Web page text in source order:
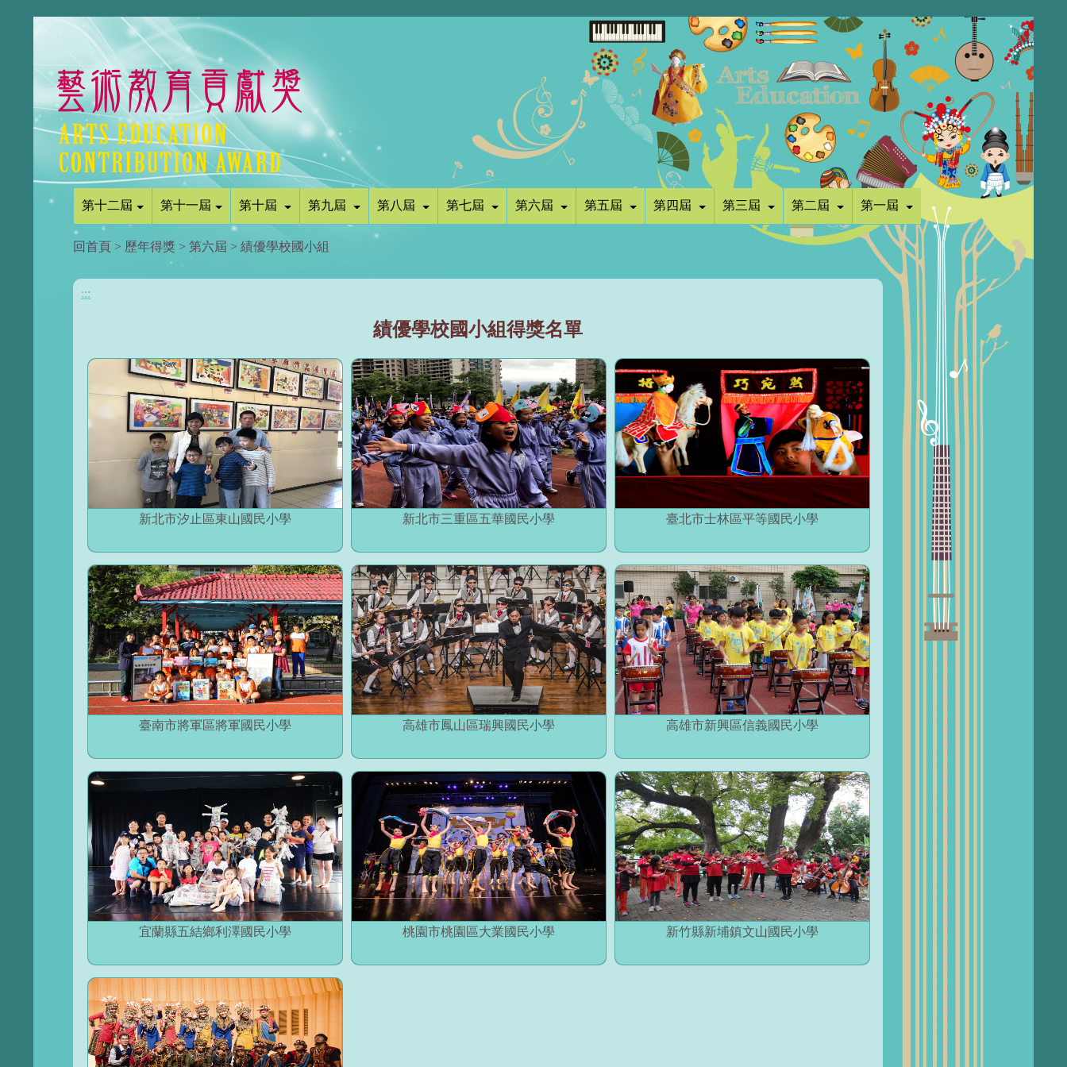
第十二屆 第十一屆 第十屆 第九屆 第八屆 第七屆 第六屆 第五屆 第四屆 第三屆 第二屆 第一屆
:::
回首頁 > 歷年得獎 > 第六屆 > 績優學校國小組
績優學校國小組得獎名單
新北市汐止區東山國民小學 新北市三重區五華國民小學 臺北市士林區平等國民小學
臺南市將軍區將軍國民小學 高雄市鳳山區瑞興國民小學 高雄市新興區信義國民小學
宜蘭縣五結鄉利澤國民小學 桃園市桃園區大業國民小學 新竹縣新埔鎮文山國民小學